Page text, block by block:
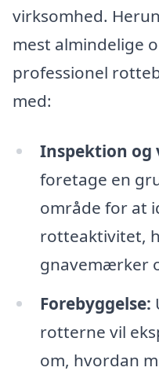
virksomhed.
mest almindelige
professionel
med:
Inspektion og
foretage en
område for at
rotteaktivitet,
gnavemærker
Forebyggelse:
rotterne vil
om, hvordan